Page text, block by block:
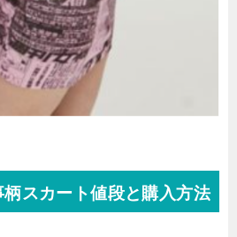
スカート値段と購入方法